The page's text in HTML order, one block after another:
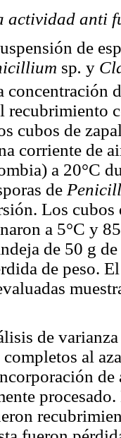
actividad anti
de
sp. y
concentración
recubrimiento
cubos de
corriente de
a 20°C
de
Los cubos
a 5°C y
de 50 g
de peso.
de
al
de